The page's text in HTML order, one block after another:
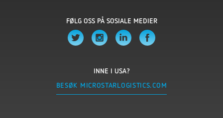
FØLG OSS PÅ SOSIALE MEDIER
INNE I USA?
BESØK MICROSTARLOGISTICS.COM